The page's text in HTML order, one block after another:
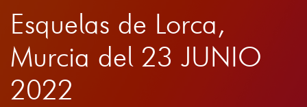
Esquelas de Lorca,
Murcia del 23 JUNIO
2022